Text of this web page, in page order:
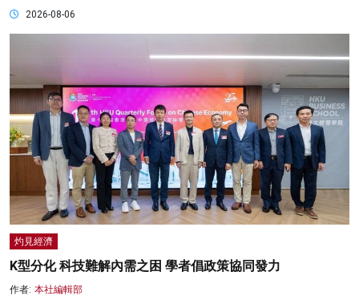
2026-08-06
灼見經濟
K型分化 科技難解內需之困 學者倡政策協同發力
作者: 本社編輯部